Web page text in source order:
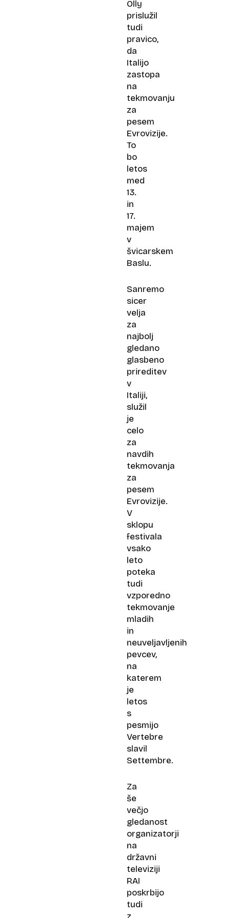
Olly
prislužil
tudi
pravico,
da
Italijo
zastopa
na
tekmovanju
za
pesem
Evrovizije.
To
bo
letos
med
13.
in
17.
majem
v
švicarskem
Baslu.
Sanremo
sicer
velja
za
najbolj
gledano
glasbeno
prireditev
v
Italiji,
služil
je
celo
za
navdih
tekmovanja
za
pesem
Evrovizije.
V
sklopu
festivala
vsako
leto
poteka
tudi
vzporedno
tekmovanje
mladih
in
neuveljavljenih
pevcev,
na
katerem
je
letos
s
pesmijo
Vertebre
slavil
Settembre.
Za
še
večjo
gledanost
organizatorji
na
državni
televiziji
RAI
poskrbijo
tudi